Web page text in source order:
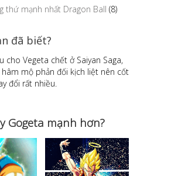
thứ mạnh nhất Dragon Ball (8)
đã biết?
cho Vegeta chết ở Saiyan Saga,
mộ phản đối kịch liệt nên cốt
đổi rất nhiều.
Gogeta mạnh hơn?